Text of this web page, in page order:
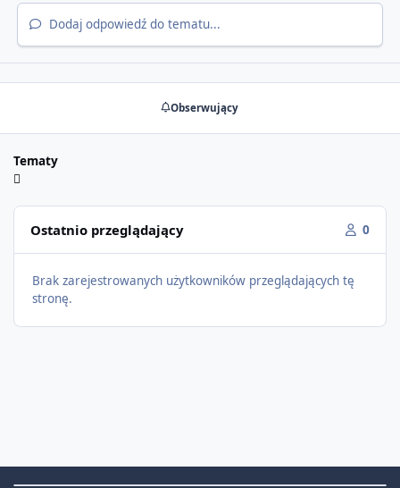
Dodaj odpowiedź do tematu...
Obserwujący
Tematy
Ostatnio przeglądający 0
Brak zarejestrowanych użytkowników przeglądających tę
stronę.